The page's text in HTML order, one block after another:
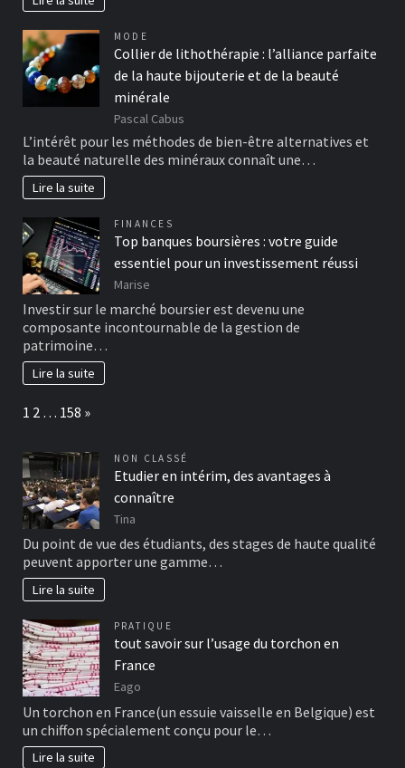
MODE
Collier de lithothérapie : l’alliance parfaite
de la haute bijouterie et de la beauté
minérale
Pascal Cabus
L’intérêt pour les méthodes de bien-être alternatives et
la beauté naturelle des minéraux connaît une…
Lire la suite
FINANCES
Top banques boursières : votre guide
essentiel pour un investissement réussi
Marise
Investir sur le marché boursier est devenu une
composante incontournable de la gestion de
patrimoine…
Lire la suite
Page:
1 2 … 158 Next
»
NON CLASSÉ
Etudier en intérim, des avantages à
connaître
Tina
Du point de vue des étudiants, des stages de haute qualité
peuvent apporter une gamme…
Lire la suite
PRATIQUE
tout savoir sur l’usage du torchon en
France
Eago
Un torchon en France(un essuie vaisselle en Belgique) est
un chiffon spécialement conçu pour le…
Lire la suite